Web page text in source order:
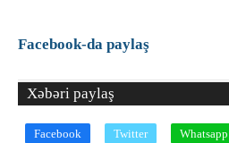
Facebook-da paylaş
Xəbəri paylaş
Facebook Twitter Whatsapp